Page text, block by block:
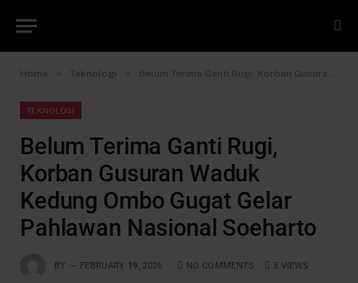
Home Teknologi Belum Terima Ganti Rugi, Korban Gusuran Waduk Kedung Ombo Gugat Gelar Pahlawan Nasional Soeharto
TEKNOLOGI
Belum Terima Ganti Rugi,
Korban Gusuran Waduk
Kedung Ombo Gugat Gelar
Pahlawan Nasional Soeharto
BY FEBRUARY 19, 2026 NO COMMENTS 5 VIEWS